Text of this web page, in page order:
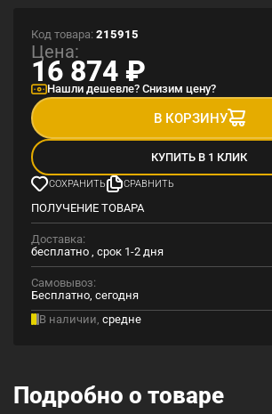
Код товара: 215915
Цена:
16 874 ₽
Нашли дешевле? Снизим цену?
В КОРЗИНУ
КУПИТЬ В 1 КЛИК
СОХРАНИТЬ СРАВНИТЬ
ПОЛУЧЕНИЕ ТОВАРА
Доставка:
бесплатно , срок 1-2 дня
Самовывоз:
Бесплатно, сегодня
В наличии, средне
Подробно о товаре